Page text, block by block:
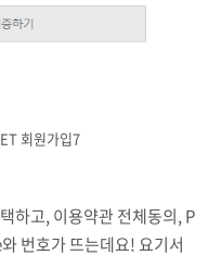
회원가입7
하고, 이용약관 전체동의, P
번호가 뜨는데요! 요기서